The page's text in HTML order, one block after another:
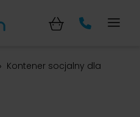
Kontener socjalny dla